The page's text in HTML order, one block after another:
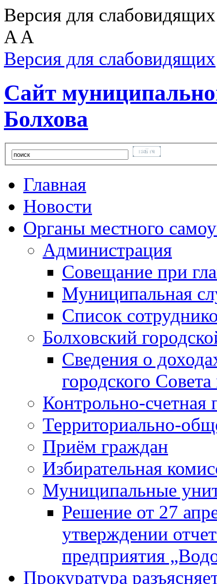
Версия для
A A
Версия для слабовидящих
Сайт
Болхова
Главная
Новости
Органы местного
Администрация
Совещание при
Муниципальная
Список
Болховский
Сведения о
городского
Контрольно-счетная
Территориально-
Приём граждан
Избирательная
Муниципальные
Решение от 27
утверждении
предприятия
Прокуратура